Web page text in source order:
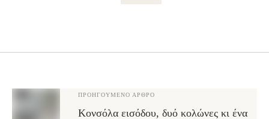
ΠΡΟΗΓΟΎΜΕΝΟ ΆΡΘΡΟ
Κονσόλα εισόδου, δυό κολώνες κι ένα